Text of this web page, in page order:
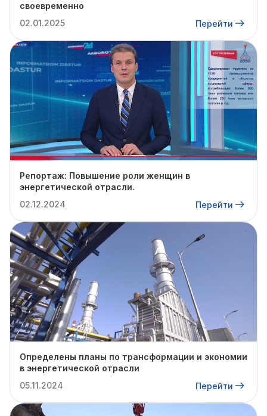
своевременно
02.01.2025
Перейти
Репортаж: Повышение роли женщин в
энергетической отрасли.
02.12.2024
Перейти
Определены планы по трансформации и экономии
в энергетической отрасли
05.11.2024
Перейти